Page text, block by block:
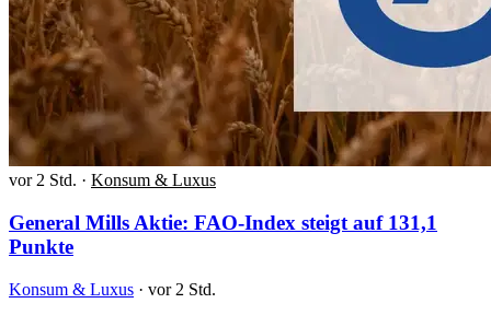
vor 2 Std. · Konsum & Luxus
General Mills Aktie: FAO-Index steigt auf 131,1
Punkte
Konsum & Luxus · vor 2 Std.